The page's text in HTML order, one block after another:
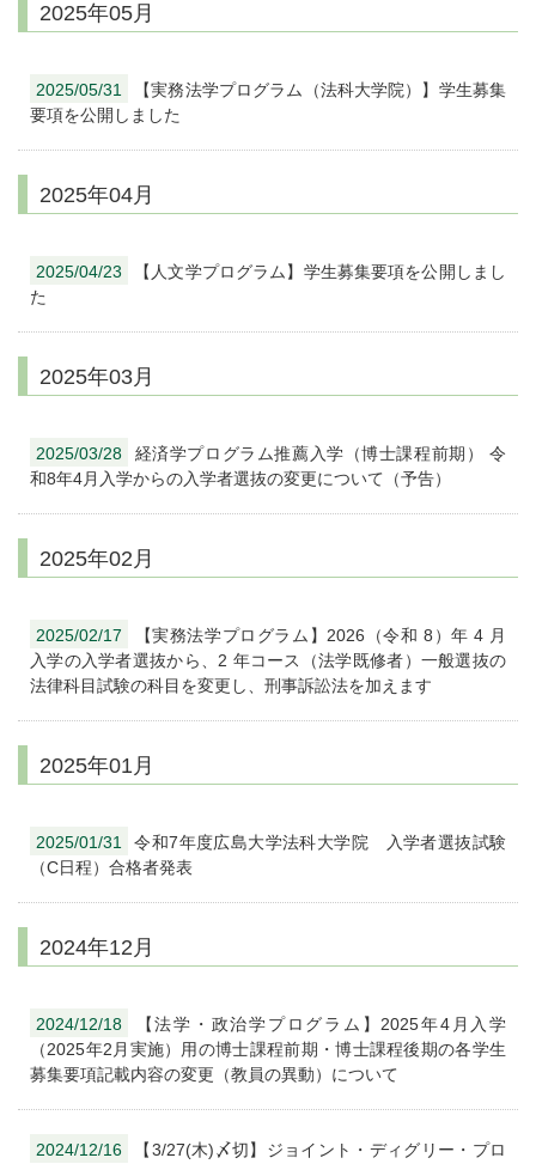
2025年05月
2025/05/31
【実務法学プログラム（法科大学院）】学生募集
要項を公開しました
2025年04月
2025/04/23
【人文学プログラム】学生募集要項を公開しまし
た
2025年03月
2025/03/28
経済学プログラム推薦入学（博士課程前期） 令
和8年4月入学からの入学者選抜の変更について（予告）
2025年02月
2025/02/17
【実務法学プログラム】2026（令和 8）年 4 月
入学の入学者選抜から、2 年コース（法学既修者）一般選抜の
法律科目試験の科目を変更し、刑事訴訟法を加えます
2025年01月
2025/01/31
令和7年度広島大学法科大学院 入学者選抜試験
（C日程）合格者発表
2024年12月
2024/12/18
【法学・政治学プログラム】2025年4月入学
（2025年2月実施）用の博士課程前期・博士課程後期の各学生
募集要項記載内容の変更（教員の異動）について
2024/12/16 【3/27(木)〆切】ジョイント・ディグリー・プロ